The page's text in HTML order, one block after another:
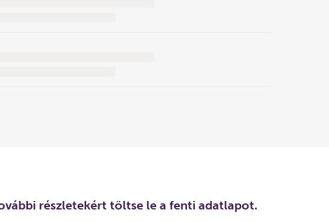
részletekért töltse le a fenti adatlapot.